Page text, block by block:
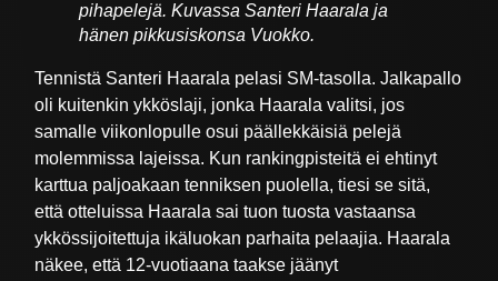
pihapelejä. Kuvassa Santeri Haarala ja
hänen pikkusiskonsa Vuokko.
Tennistä Santeri Haarala pelasi SM-tasolla. Jalkapallo
oli kuitenkin ykköslaji, jonka Haarala valitsi, jos
samalle viikonlopulle osui päällekkäisiä pelejä
molemmissa lajeissa. Kun rankingpisteitä ei ehtinyt
karttua paljoakaan tenniksen puolella, tiesi se sitä,
että otteluissa Haarala sai tuon tuosta vastaansa
ykkössijoitettuja ikäluokan parhaita pelaajia. Haarala
näkee, että 12-vuotiaana taakse jäänyt